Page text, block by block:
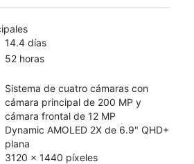
14.4 días
52 horas
Sistema de cuatro cámaras con
cámara principal de 200 MP y
cámara frontal de 12 MP
Dynamic AMOLED 2X de 6.9" QHD+
plana
3120 x 1440 píxeles